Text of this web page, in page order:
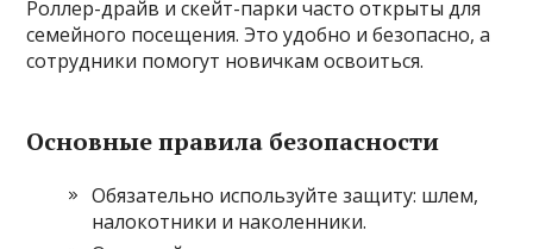
Роллер-драйв и скейт-парки часто открыты для
семейного посещения. Это удобно и безопасно, а
сотрудники помогут новичкам освоиться.
Основные правила безопасности
Обязательно используйте защиту: шлем,
налокотники и наколенники.